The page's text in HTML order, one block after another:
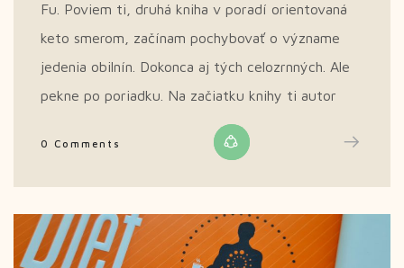
Fu. Poviem ti, druhá kniha v poradí orientovaná
keto smerom, začínam pochybovať o význame
jedenia obilnín. Dokonca aj tých celozrnných. Ale
pekne po poriadku. Na začiatku knihy ti autor
0 Comments